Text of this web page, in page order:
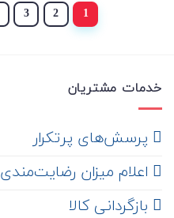
1
2
3
خدمات مشتریان
‌ پرسش‌های پرتکرار
اعلام میزان رضایت‌مندی
‌ بازگردانی کالا